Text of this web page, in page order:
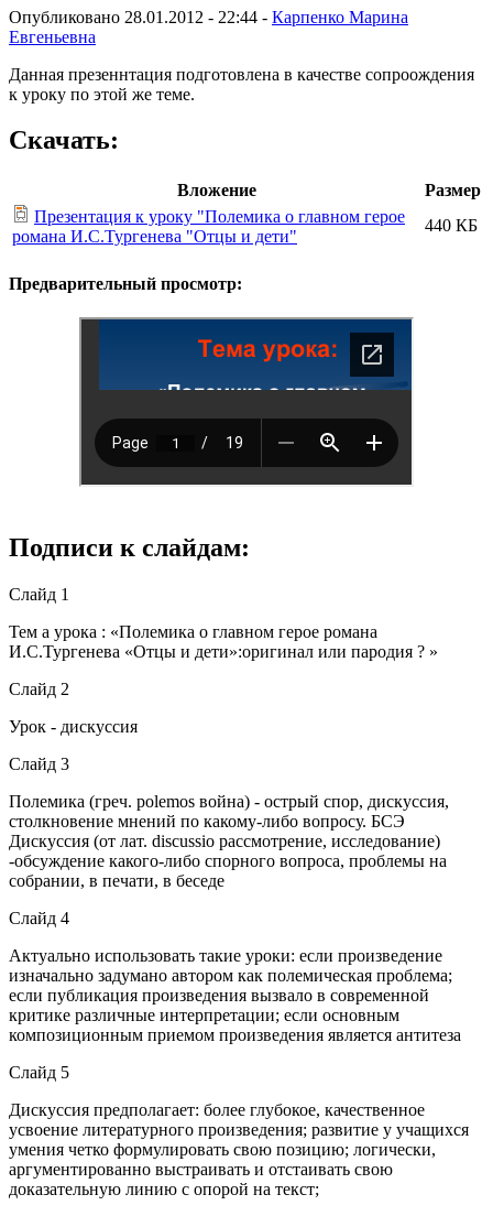
Опубликовано 28.01.2012 - 22:44 - Карпенко Марина
Евгеньевна
Данная презеннтация подготовлена в качестве сопроождения
к уроку по этой же теме.
Скачать:
Вложение
Размер
Презентация к уроку "Полемика о главном герое
романа И.С.Тургенева "Отцы и дети"
440 КБ
Предварительный просмотр:
Подписи к слайдам:
Слайд 1
Тем а урока : «Полемика о главном герое романа
И.С.Тургенева «Отцы и дети»:оригинал или пародия ? »
Слайд 2
Урок - дискуссия
Слайд 3
Полемика (греч. polemos война) - острый спор, дискуссия,
столкновение мнений по какому-либо вопросу. БСЭ
Дискуссия (от лат. discussio рассмотрение, исследование)
-обсуждение какого-либо спорного вопроса, проблемы на
собрании, в печати, в беседе
Слайд 4
Актуально использовать такие уроки: если произведение
изначально задумано автором как полемическая проблема;
если публикация произведения вызвало в современной
критике различные интерпретации; если основным
композиционным приемом произведения является антитеза
Слайд 5
Дискуссия предполагает: более глубокое, качественное
усвоение литературного произведения; развитие у учащихся
умения четко формулировать свою позицию; логически,
аргументированно выстраивать и отстаивать свою
доказательную линию с опорой на текст;